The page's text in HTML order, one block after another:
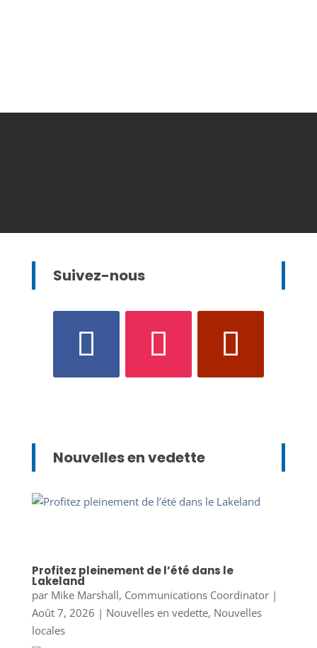
Suivez-nous
Nouvelles en vedette
Profitez pleinement de l’été dans le
Lakeland
par Mike Marshall, Communications Coordinator|
Août 7, 2026 | Nouvelles en vedette, Nouvelles
locales